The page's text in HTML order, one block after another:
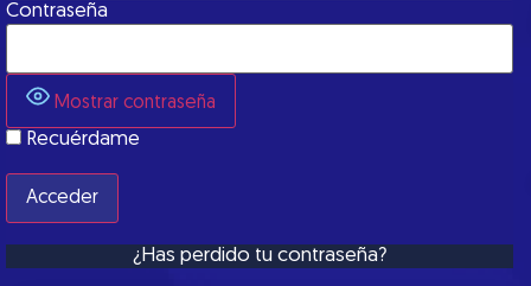
Contraseña
Mostrar contraseña
Recuérdame
¿Has perdido tu contraseña?